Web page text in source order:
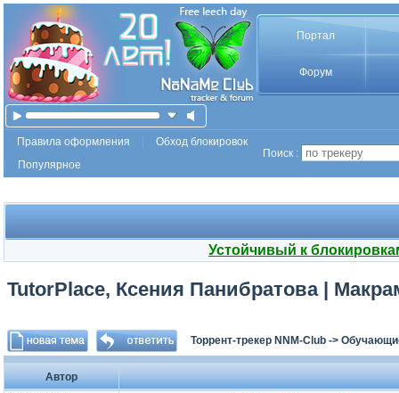
Портал
Форум
Правила оформления
Обход блокировок
Популярное
Поиск :
Устойчивый к
TutorPlace, Ксения Панибратова |
Торрент-трекер NNM-Club ->
Автор